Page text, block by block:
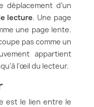
déplacement d’un
lecture. Une page
une page lente.
pas comme un
appartient
l’œil du lecteur.
est le lien entre le